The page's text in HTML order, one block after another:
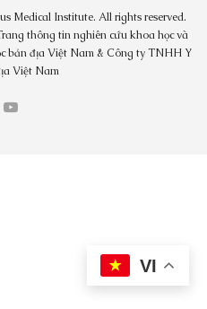
Medical Institute. All rights reserved.
thông tin nghiên cứu khoa học và
bản địa Việt Nam & Công ty TNHH Y
Việt Nam
VI